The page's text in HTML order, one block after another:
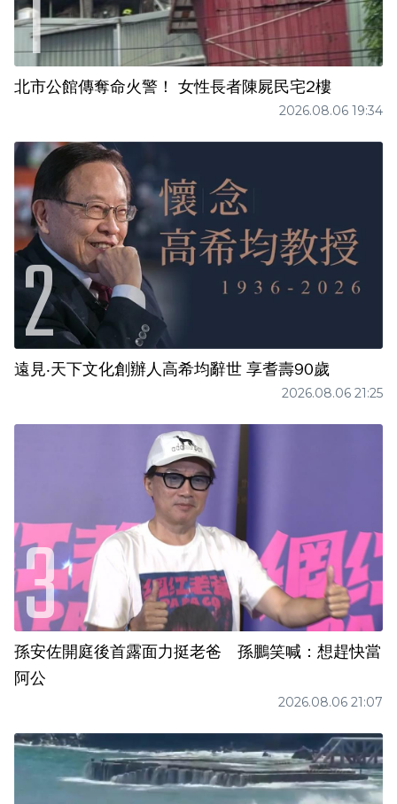
北市公館傳奪命火警！ 女性長者陳屍民宅2樓
2026.08.06 19:34
遠見‧天下文化創辦人高希均辭世 享耆壽90歲
2026.08.06 21:25
孫安佐開庭後首露面力挺老爸 孫鵬笑喊：想趕快當
阿公
2026.08.06 21:07